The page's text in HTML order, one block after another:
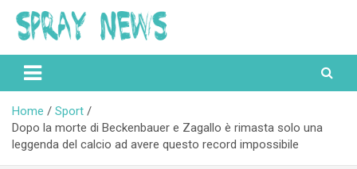
content
Spraynews.it
Home
Sport
Dopo la morte di Beckenbauer e Zagallo è rimasta solo una
leggenda del calcio ad avere questo record impossibile